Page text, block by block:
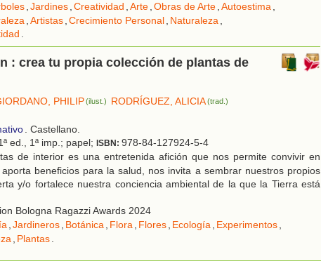
,Jardines,Creatividad ,Arte,Obras de Arte,Autoestima,
,Artistas,Crecimiento Personal, Naturaleza,
.
: crea tu propia colección de plantas de
PHILIP(ilust.) RODRÍGUEZ, ALICIA(trad.)
. Castellano.
ed., 1ª imp.; papel; ISBN: 978-84-127924-5-4
de interior es una entretenida afición que nos permite convivir en
beneficios para la salud, nos invita a sembrar nuestros propios
y/o fortalece nuestra conciencia ambiental de la que la Tierra está
Bologna Ragazzi Awards 2024
,Jardineros, Botánica, Flora, Flores, Ecología, Experimentos,
, Plantas.